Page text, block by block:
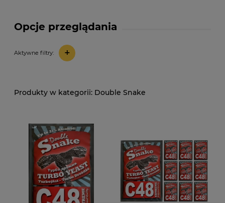
Opcje przeglądania
Aktywne filtry: +
Double Snake